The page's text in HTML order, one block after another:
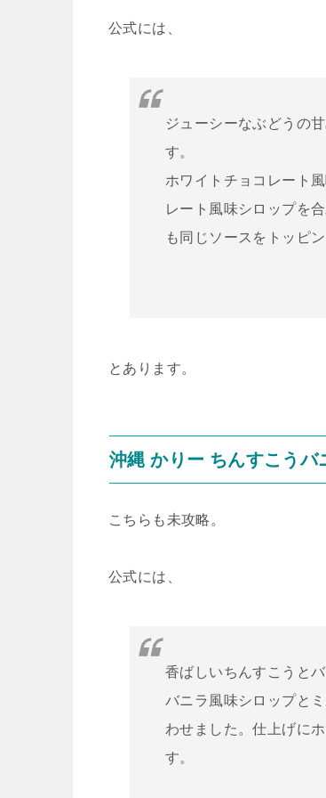
公式には、
ジューシーなぶどうの
す。
ホワイトチョコレート
レート風味シロップを
も同じソースをトッピン
とあります。
沖縄 かりー ちんすこう
こちらも未攻略。
公式には、
香ばしいちんすこうと
バニラ風味シロップと
わせました。仕上げに
す。